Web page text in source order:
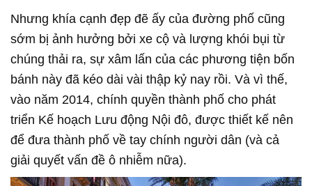
Nhưng khía cạnh đẹp đẽ ấy của đường phố cũng
sớm bị ảnh hưởng bởi xe cộ và lượng khói bụi từ
chúng thải ra, sự xâm lấn của các phương tiện bốn
bánh này đã kéo dài vài thập kỷ nay rồi. Và vì thế,
vào năm 2014, chính quyền thành phố cho phát
triển Kế hoạch Lưu động Nội đô, được thiết kế nên
để đưa thành phố về tay chính người dân (và cả
giải quyết vấn đề ô nhiễm nữa).